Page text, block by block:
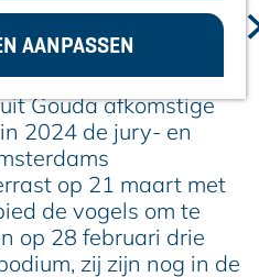
AANPASSEN
er een aantal
podium die in de
of er al een
Gouda afkomstige
2024 de jury- en
op 21 maart met
de vogels om te
op 28 februari drie
zij zijn nog in de